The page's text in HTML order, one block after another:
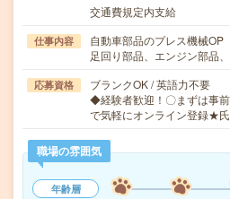
交通費規定内支給
仕事内容
自動車部品のプレス機械OP
足回り部品、エンジン部品
応募資格
ブランクOK / 英語力不要
◆経験者歓迎！〇まずは事
で気軽にオンライン登録★
職場の雰囲気
年齢層